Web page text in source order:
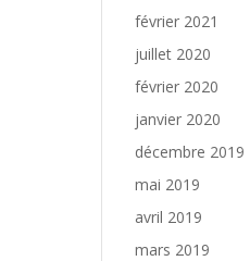
février 2021
juillet 2020
février 2020
janvier 2020
décembre 2019
mai 2019
avril 2019
mars 2019